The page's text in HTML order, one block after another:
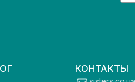
КОНТАКТЫ